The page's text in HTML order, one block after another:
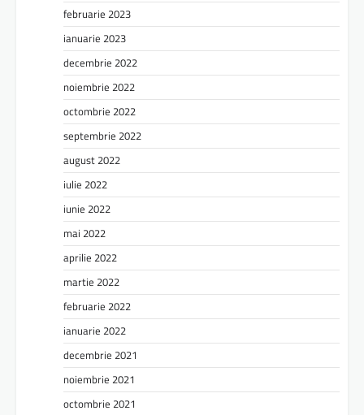
februarie 2023
ianuarie 2023
decembrie 2022
noiembrie 2022
octombrie 2022
septembrie 2022
august 2022
iulie 2022
iunie 2022
mai 2022
aprilie 2022
martie 2022
februarie 2022
ianuarie 2022
decembrie 2021
noiembrie 2021
octombrie 2021